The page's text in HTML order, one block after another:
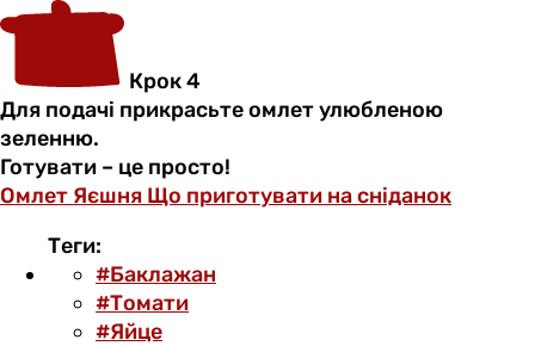
Крок 4
Для подачі прикрасьте омлет улюбленою
зеленню.
Готувати – це просто!
Омлет Яєшня Що приготувати на сніданок
Теги:
#Баклажан
#Томати
#Яйце